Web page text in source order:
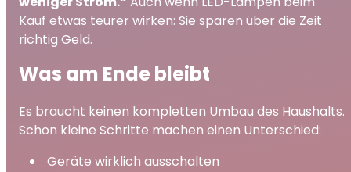
Kauf etwas teurer wirken: Sie sparen über die Zeit
richtig Geld.
Was am Ende bleibt
Es braucht keinen kompletten Umbau des Haushalts.
Schon kleine Schritte machen einen Unterschied:
Geräte wirklich ausschalten